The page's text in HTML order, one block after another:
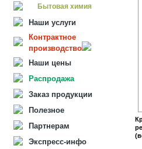
Бытовая химия
Наши услуги
Контрактное
производство
Наши цены
Распродажа
Заказ продукции
Полезное
Партнерам
Экспресс-инфо